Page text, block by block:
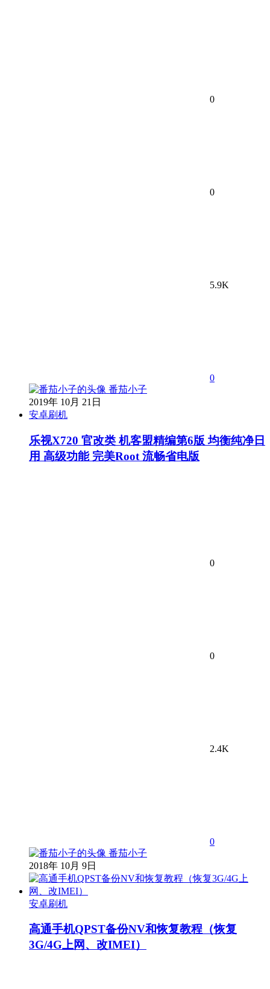
0
0
5.9K
0
番茄小子
2019年 10月 21日
安卓刷机
乐视X720 官改类 机客盟精编第6版 均衡纯净日
用 高级功能 完美Root 流畅省电版
0
0
2.4K
0
番茄小子
2018年 10月 9日
安卓刷机
高通手机QPST备份NV和恢复教程（恢复
3G/4G上网、改IMEI）